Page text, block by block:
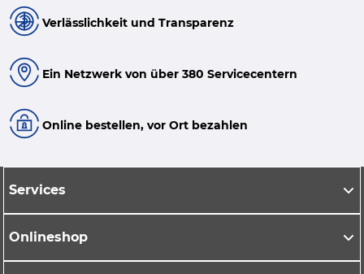
Verlässlichkeit und Transparenz
Ein Netzwerk von über 380 Servicecentern
Online bestellen, vor Ort bezahlen
Services
Onlineshop